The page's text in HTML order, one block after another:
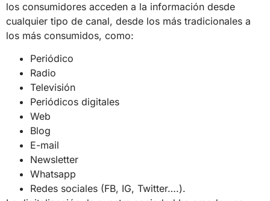
los consumidores acceden a la información desde
cualquier tipo de canal, desde los más tradicionales a
los más consumidos, como:
Periódico
Radio
Televisión
Periódicos digitales
Web
Blog
E-mail
Newsletter
Whatsapp
Redes sociales (FB, IG, Twitter….).